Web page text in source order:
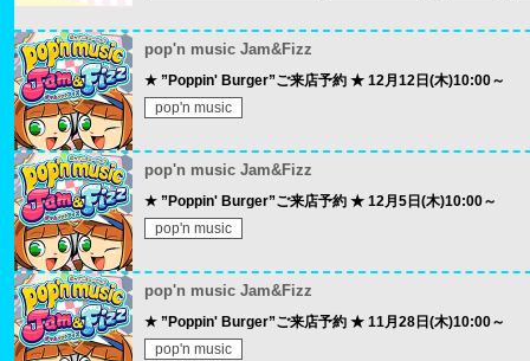
pop'n music Jam&Fizz
★ ”Poppin' Burger”ご来店予約 ★ 12月12日(木)10:00～
pop'n music
pop'n music Jam&Fizz
★ ”Poppin' Burger”ご来店予約 ★ 12月5日(木)10:00～
pop'n music
pop'n music Jam&Fizz
★ ”Poppin' Burger”ご来店予約 ★ 11月28日(木)10:00～
pop'n music